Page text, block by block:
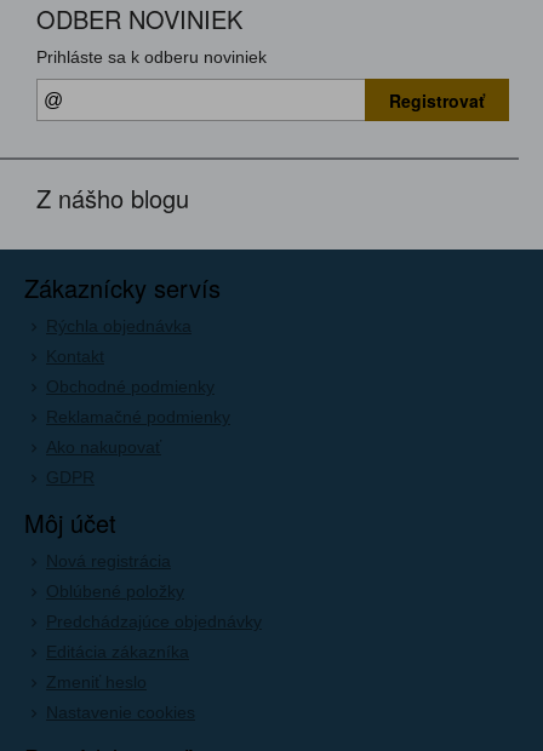
ODBER NOVINIEK
Prihláste sa k odberu noviniek
Registrovať
Z nášho blogu
Zákaznícky servís
Rýchla objednávka
Kontakt
Obchodné podmienky
Reklamačné podmienky
Ako nakupovať
GDPR
Môj účet
Nová registrácia
Oblúbené položky
Predchádzajúce objednávky
Editácia zákazníka
Zmeniť heslo
Nastavenie cookies